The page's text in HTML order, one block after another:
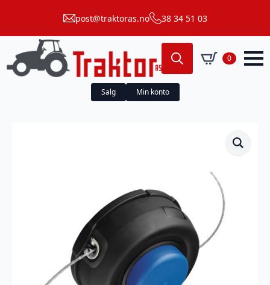
post@traktoras.no 38 34 51 03
Search
for:
0
Salg Min konto